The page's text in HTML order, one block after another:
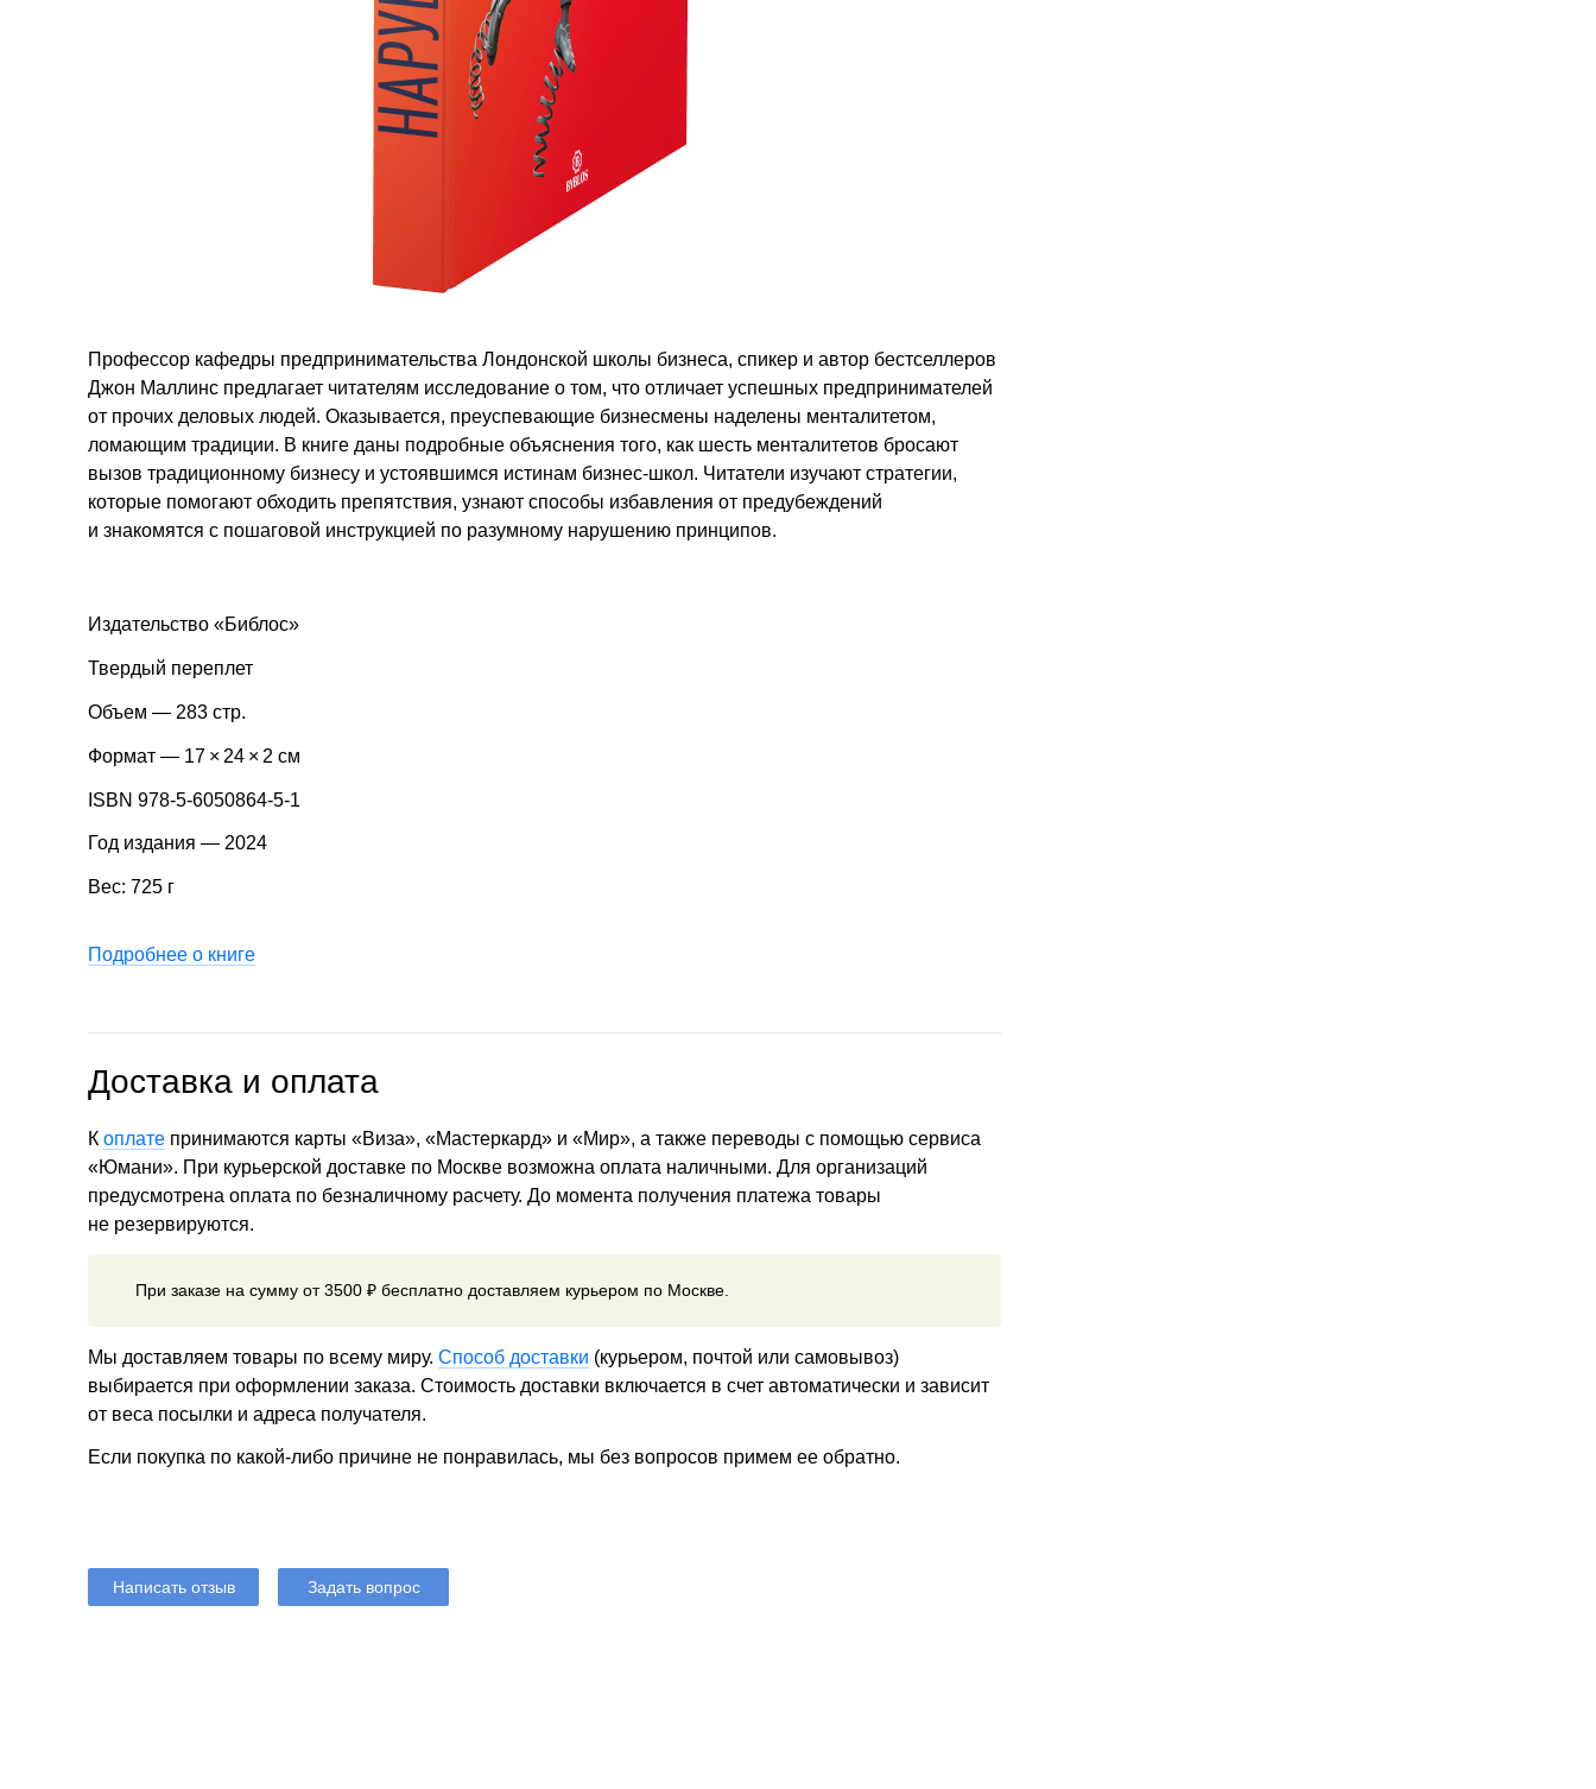
Профессор кафедры предпринимательства Лондонской школы бизнеса, спикер и автор бестселлеров
Джон Маллинс предлагает читателям исследование о том, что отличает успешных предпринимателей
от прочих деловых людей. Оказывается, преуспевающие бизнесмены наделены менталитетом,
ломающим традиции. В книге даны подробные объяснения того, как шесть менталитетов бросают
вызов традиционному бизнесу и устоявшимся истинам бизнес-школ. Читатели изучают стратегии,
которые помогают обходить препятствия, узнают способы избавления от предубеждений
и знакомятся с пошаговой инструкцией по разумному нарушению принципов.
Издательство «Библос»
Твердый переплет
Объем — 283 стр.
Формат — 17 × 24 × 2 см
ISBN 978-5-6050864-5-1
Год издания — 2024
Вес: 725 г
Подробнее о книге
Доставка и оплата
К оплате принимаются карты «Виза», «Мастеркард» и «Мир», а также переводы с помощью сервиса
«Юмани». При курьерской доставке по Москве возможна оплата наличными. Для организаций
предусмотрена оплата по безналичному расчету. До момента получения платежа товары
не резервируются.
При заказе на сумму от 3500 ₽ бесплатно доставляем курьером по Москве.
Мы доставляем товары по всему миру. Способ доставки (курьером, почтой или самовывоз)
выбирается при оформлении заказа. Стоимость доставки включается в счет автоматически и зависит
от веса посылки и адреса получателя.
Если покупка по какой-либо причине не понравилась, мы без вопросов примем ее обратно.
Написать отзыв Задать вопрос